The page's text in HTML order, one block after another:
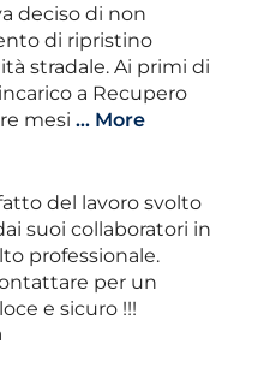
deciso di non
di ripristino
stradale. Ai primi di
a Recupero
mesi … More
del lavoro svolto
suoi collaboratori in
professionale.
per un
e sicuro !!!